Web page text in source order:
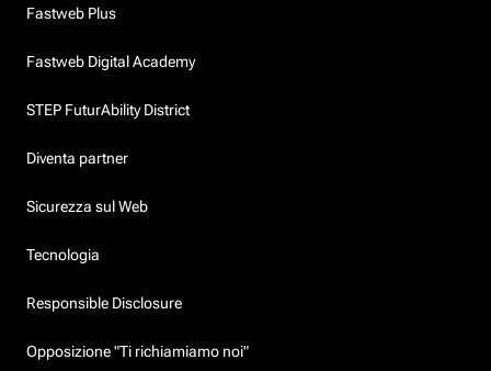
Fastweb Plus
Fastweb Digital Academy
STEP FuturAbility District
Diventa partner
Sicurezza sul Web
Tecnologia
Responsible Disclosure
Opposizione "Ti richiamiamo noi"